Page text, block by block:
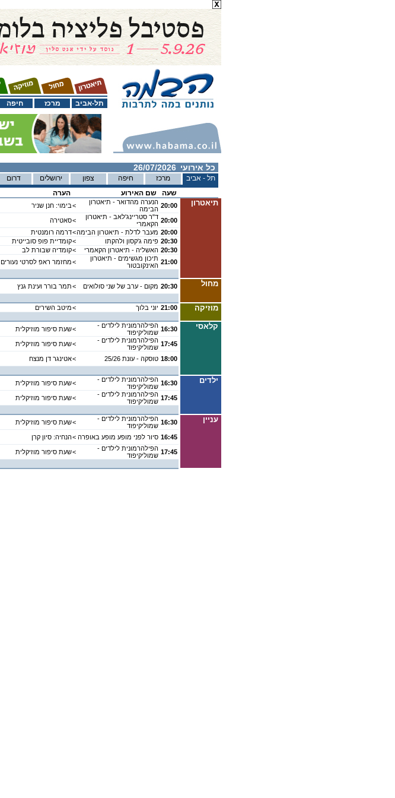
חיפה מרכז תל-אביב
כל אירועי
דרום ירושלים צפון חיפה מרכז
תל - אביב
הערה שם האירוע שעה
בימוי: חנן שניר<
הנערה מהדואר - תיאטרון
הבימה 20:00 תיאטרון
סאטירה<
ד"ר סטריינג'לאב - תיאטרון
הקאמרי 20:00
דרמה רומנטית<מעבר לדלת - תיאטרון הבימה 20:00
קומדיית פופ סובייטית< פימה ג'קסון ולהקתו 20:30
קומדיה שבורת לב< האשליה - תיאטרון הקאמרי 20:30
מחזמר ראפ לסרטי נעורים<
תיכון מגשימים - תיאטרון
האינקובטור 21:00
תמר בורר ועינת גנץ< מקום - ערב של שני סולואים 20:30 מחול
מיטב השירים< יוני בלוך 21:00 מוזיקה
שעת סיפור מוזיקלית<
הפילהרמונית לילדים -
שמוליקיפוד 16:30 קלאסי
שעת סיפור מוזיקלית<
הפילהרמונית לילדים -
שמוליקיפוד 17:45
אטינגר דן מנצח< טוסקה - עונת 25/26 18:00
שעת סיפור מוזיקלית<
הפילהרמונית לילדים -
שמוליקיפוד 16:30 ילדים
שעת סיפור מוזיקלית<
הפילהרמונית לילדים -
שמוליקיפוד 17:45
שעת סיפור מוזיקלית<
הפילהרמונית לילדים -
שמוליקיפוד 16:30 עניין
הנחיה: סיון קרן< סיור לפני מופע מופע באופרה 16:45
שעת סיפור מוזיקלית<
הפילהרמונית לילדים -
שמוליקיפוד 17:45